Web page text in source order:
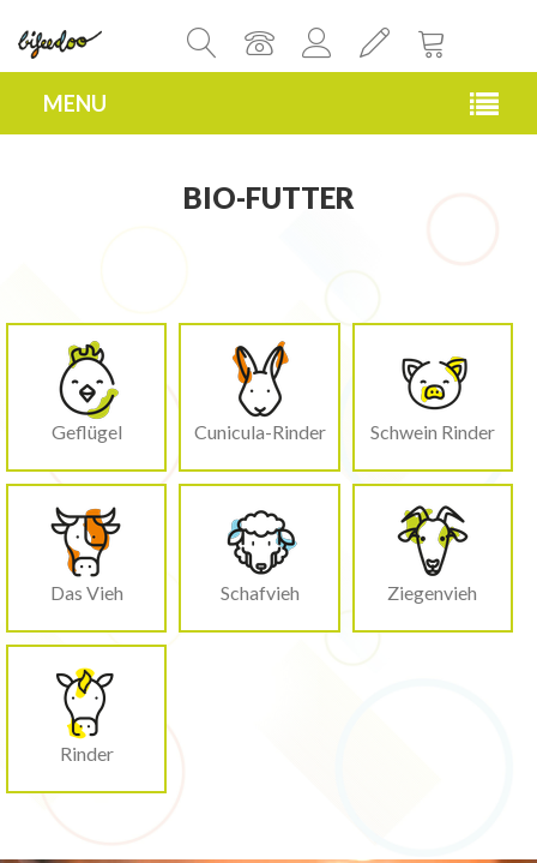
MENU
BIO-FUTTER
Geflügel Cunicula-Rinder Schwein Rinder
Das Vieh Schafvieh Ziegenvieh
Rinder